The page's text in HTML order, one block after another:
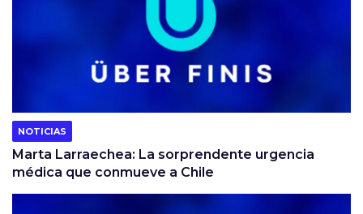
NOTICIAS
Marta Larraechea: La sorprendente urgencia
médica que conmueve a Chile